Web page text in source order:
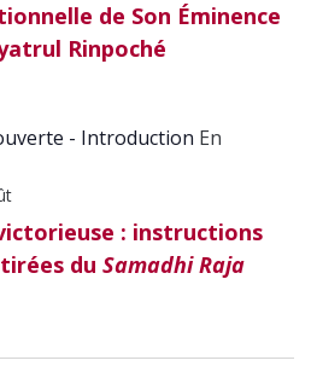
de Son Éminence
Rinpoché
- Introduction En
: instructions
du Samadhi Raja